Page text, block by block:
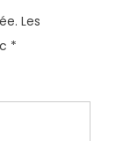
Les
*